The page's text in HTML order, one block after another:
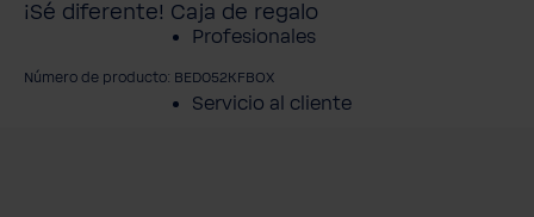
Profesionales
Servicio al cliente
¡Sé diferente! Caja de regalo
Número de producto: BED052KFBOX